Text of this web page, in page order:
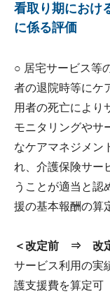
看取り期におけ
に係る評価
○ 居宅サービス等
者の退院時等にケ
用者の死亡により
モニタリングやサ
なケアマネジメン
れ、介護保険サー
うことが適当と認
援の基本報酬の算
＜改定前 ⇒ 改
サービス利用の
護支援費を算定可